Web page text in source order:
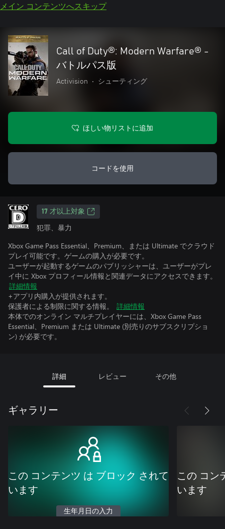
メイン コンテンツへスキップ
Call of Duty®: Modern Warfare® -
バトルパス版
Activision • シューティング
ほしい物リストに追加
コードを使用
17 才以上対象
犯罪、暴力
Xbox Game Pass Essential、Premium、または Ultimate でクラウド
プレイ可能です。ゲームの購入が必要です。
ユーザーが起動するゲームのパブリッシャーは、ユーザーがプレ
イ中に Xbox プロフィール情報と関連データにアクセスできます。
詳細情報
+アプリ内購入が提供されます。
保護者による制限に関する情報。
詳細情報
本体でのオンライン マルチプレイヤーには、Xbox Game Pass
Essential、Premium または Ultimate (別売りのサブスクリプショ
ン) が必要です。
詳細 レビュー その他
ギャラリー
この コンテンツ は ブロック されて
います
生年月日の入力
この コン
います